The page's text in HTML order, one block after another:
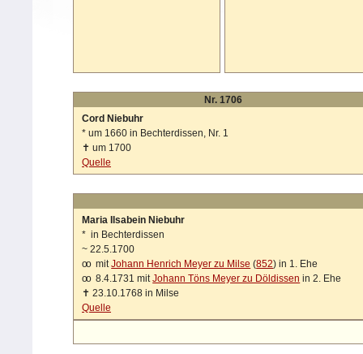
Nr. 1706
Cord Niebuhr
* um 1660 in Bechterdissen, Nr. 1
✝ um 1700
Quelle
Maria Ilsabein Niebuhr
* in Bechterdissen
~ 22.5.1700
oo mitJohann Henrich Meyer zu Milse (852) in 1. Ehe
oo 8.4.1731 mitJohann Töns Meyer zu Döldissen in 2. Ehe
✝ 23.10.1768 in Milse
Quelle